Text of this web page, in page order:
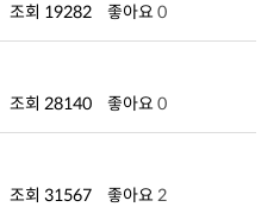
조회 19282 좋아요 0
조회 28140 좋아요 0
조회 31567 좋아요 2